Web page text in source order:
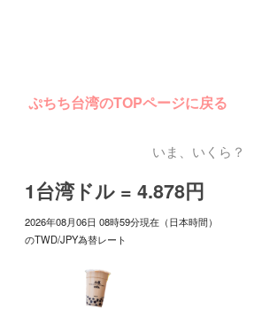
ぷちち台湾のTOPページに戻る
いま、いくら？
1台湾ドル = 4.878円
2026年08月06日 08時59分現在（日本時間）
のTWD/JPY為替レート